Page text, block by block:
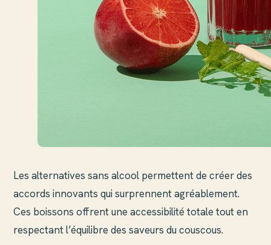
Les alternatives sans alcool permettent de créer des
accords innovants qui surprennent agréablement.
Ces boissons offrent une accessibilité totale tout en
respectant l’équilibre des saveurs du couscous.